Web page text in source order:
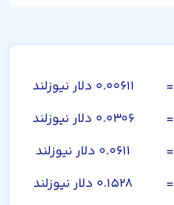
=
۰.۰۰۶۱۱ دلار نیوزلند
=
۰.۰۳۰۶ دلار نیوزلند
=
۰.۰۶۱۱ دلار نیوزلند
=
۰.۱۵۲۸ دلار نیوزلند